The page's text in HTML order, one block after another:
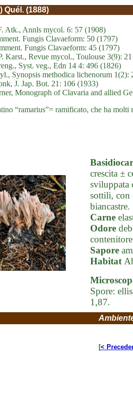
Quél. (1888)
Atk., Annls mycol. 6: 57 (1908)
Fungis Clavaeform: 50 (1797)
Fungis Clavaeform: 45 (1797)
Karst., Revue mycol., Toulouse 3(9):
Syst. veg., Edn 14 4: 496 (1826)
Synopsis methodica lichenorum
J. Jap. Bot. 21: 106 (1933)
Monograph of Clavaria and allied
“ramarius”= ramificato, che ha
crescita ±
sviluppata
sottili, con
biancastre.
Carne
Odore
Sapore
Habitat
Spore:
1,87.
[<